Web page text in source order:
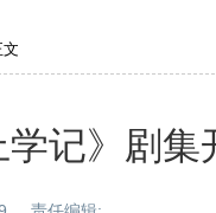
学记》剧